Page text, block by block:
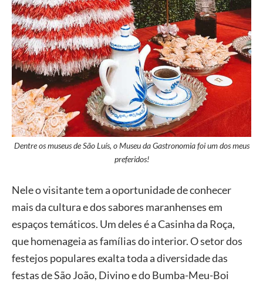
Dentre os museus de São Luís, o Museu da Gastronomia foi um dos meus
preferidos!
Nele o visitante tem a oportunidade de conhecer
mais da cultura e dos sabores maranhenses em
espaços temáticos. Um deles é a Casinha da Roça,
que homenageia as famílias do interior. O setor dos
festejos populares exalta toda a diversidade das
festas de São João, Divino e do Bumba-Meu-Boi